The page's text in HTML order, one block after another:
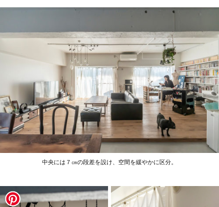
中央には７㎝の段差を設け、空間を緩やかに区分。